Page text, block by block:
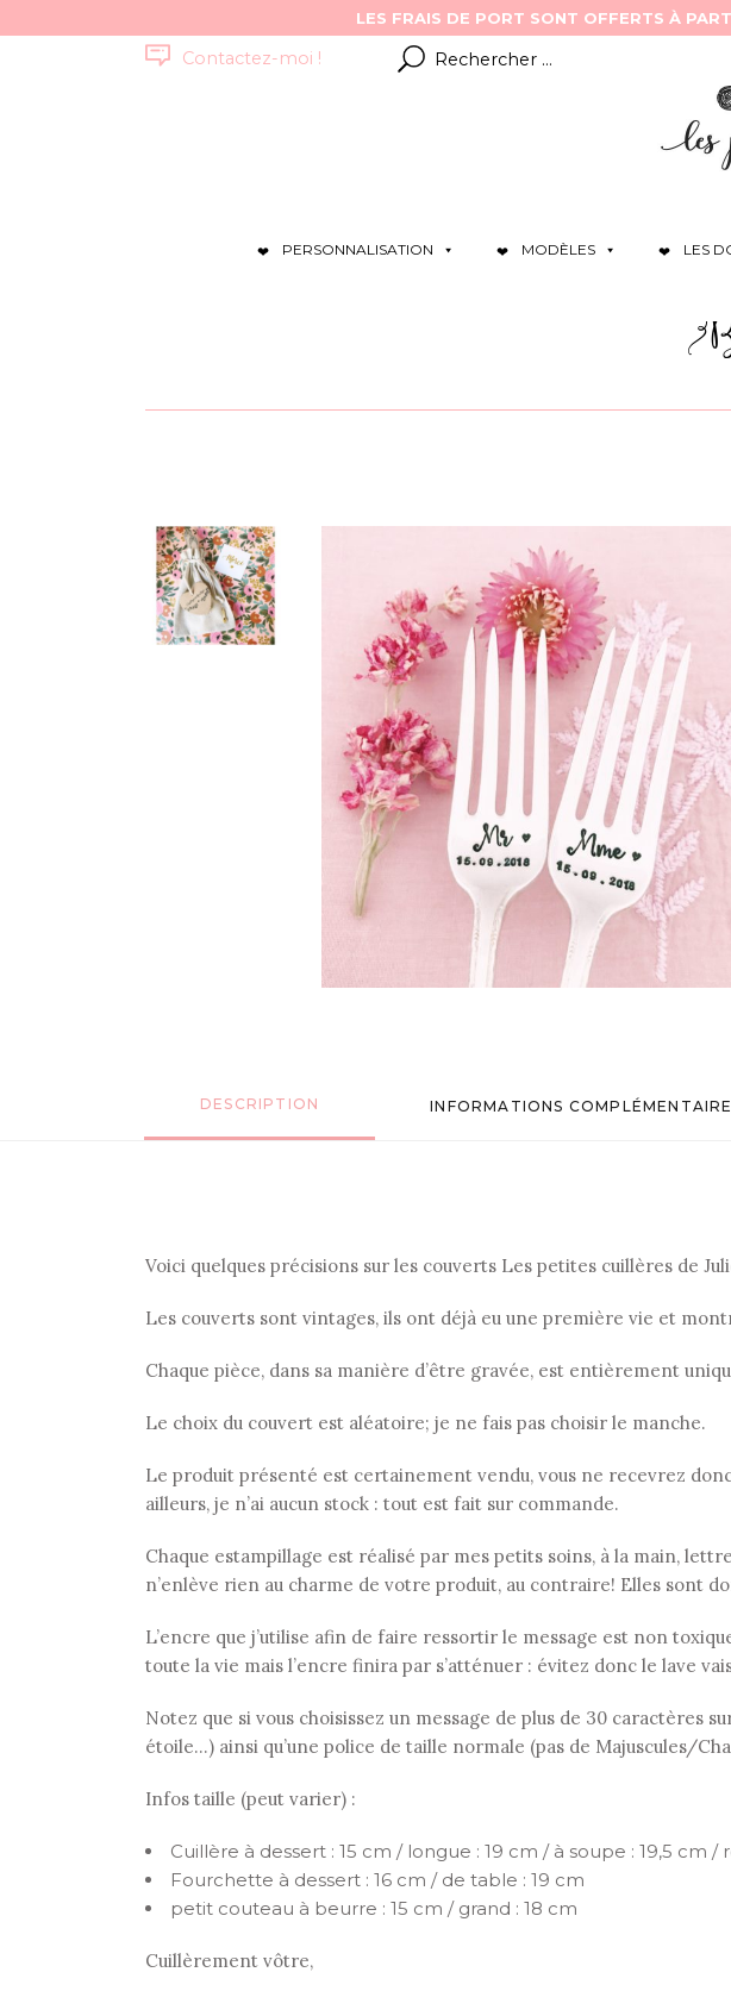
Contactez-moi !
Résultats
pour
PERSONNALISATION MODÈLES LES
DESCRIPTION INFORMATIONS
Voici quelques précisions sur les couverts Les petites cuillères de
Les couverts sont vintages, ils ont déjà eu une première vie et
Chaque pièce, dans sa manière d’être gravée, est entièrement
Le choix du couvert est aléatoire; je ne fais pas choisir le manche.
Le produit présenté est certainement vendu, vous ne recevrez
ailleurs, je n’ai aucun stock : tout est fait sur commande.
Chaque estampillage est réalisé par mes petits soins, à la main,
n’enlève rien au charme de votre produit, au contraire! Elles sont
L’encre que j’utilise afin de faire ressortir le message est non
toute la vie mais l’encre finira par s’atténuer : évitez donc le lave
Notez que si vous choisissez un message de plus de 30
étoile…) ainsi qu’une police de taille normale (pas de Majuscules/
Infos taille (peut varier) :
Cuillère à dessert : 15 cm / longue : 19 cm / à soupe : 19,5 cm /
Fourchette à dessert : 16 cm / de table : 19 cm
petit couteau à beurre : 15 cm / grand : 18 cm
Cuillèrement vôtre,